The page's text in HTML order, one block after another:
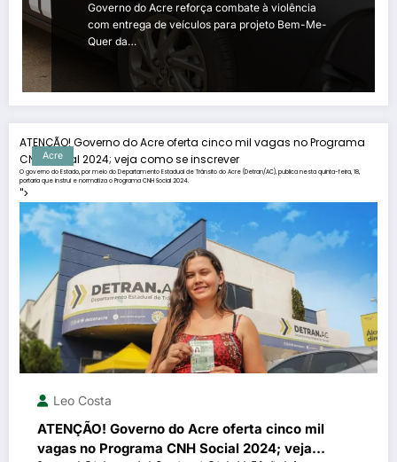
Governo do Acre reforça combate à violência
com entrega de veículos para projeto Bem-Me-
Quer da…
ATENÇÃO! Governo do Acre oferta cinco mil vagas no Programa
CNH Social 2024; veja como se inscrever
O governo do Estado, por meio do Departamento Estadual de Trânsito do Acre (Detran/AC), publica nesta quinta-feira, 18,
portaria que instrui e normatiza o Programa CNH Social 2024.
">
Acre
Leo Costa
ATENÇÃO! Governo do Acre oferta cinco mil
vagas no Programa CNH Social 2024; veja